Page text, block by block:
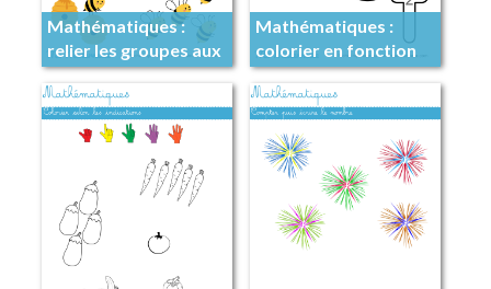
Mathématiques :
relier les groupes aux
nombres
Mathématiques :
colorier en fonction
des indications